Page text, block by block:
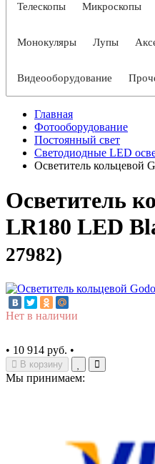
Телескопы Микроскопы
Монокуляры Лупы
Видеооборудование
Главная
Фотооборудование
Постоянный свет
Светодиодные LED
Осветитель кольцевой
Осветитель
LR180 LED
27982)
Нет в наличии
• 10 914 руб. •
В корзину
Мы принимаем: